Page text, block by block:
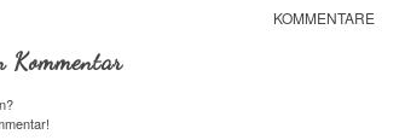
KOMMENTARE
Kommentar